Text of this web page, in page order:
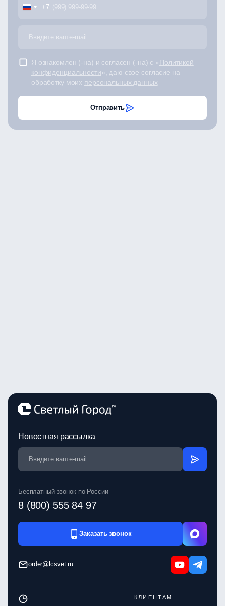
+7
Я ознакомлен (-на) и согласен (-на) с «Политикой
конфиденциальности», даю свое согласие на
обработку моих персональных данных
Отправить
Новостная рассылка
Бесплатный звонок по России
8 (800) 555 84 97
Заказать звонок
order@lcsvet.ru
КЛИЕНТАМ